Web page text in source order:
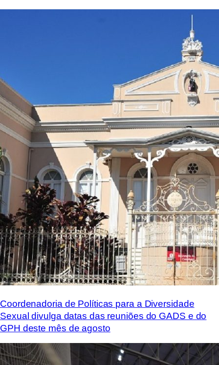
Coordenadoria de Políticas para a Diversidade
Sexual divulga datas das reuniões do GADS e do
GPH deste mês de agosto